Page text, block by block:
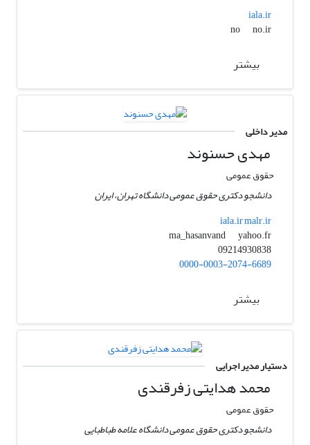
iala.ir
no
no.ir
بیشتر
مدیر داخلی
مهدی حسنوند
حقوق عمومی
دانشجو دکتری حقوق عمومی دانشگاه تهران، ایران
iala.ir malr.ir
ma_hasanvand
yahoo.fr
09214930838
0000-0003-2074-6689
بیشتر
دستیار مدیر اجرایی
محمد هدایتی زفرقندی
حقوق عمومی
دانشجو دکتری حقوق عمومی دانشگاه علامه طباطبایی